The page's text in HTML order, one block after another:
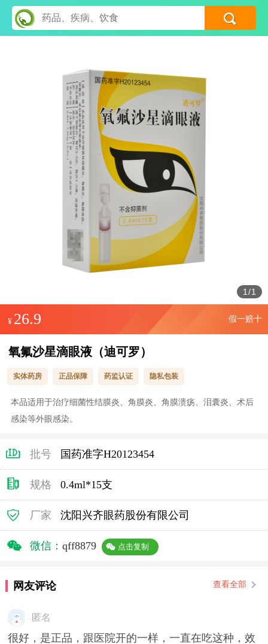
1 /1
¥ 26.9 假一赔十
氧氟沙星滴眼液（迪可罗）
实体药房 正品保障 药监认证 隐私包装
本品适用于治疗细菌性结膜炎、角膜炎、角膜溃疡、泪囊炎、术后
感染等外眼感染。
批号 国药准字H20123454
规格 0.4ml*15支
厂家 沈阳兴齐眼药股份有限公司
微信： qff8879 点击复制
网友评论 查看全部
匿名
很好，是正品，跟医院开的一样，一直在吃这种，效